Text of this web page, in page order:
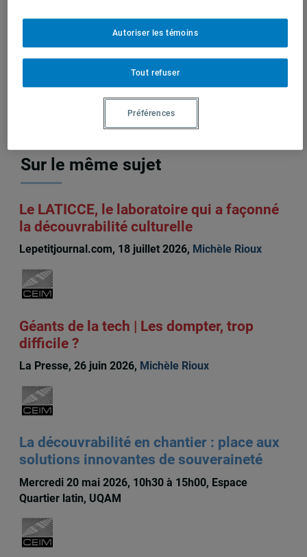
Centre
d'études sur
l'intégration et
la
mondialisation
(CEIM)
Sur le même sujet
Le LATICCE, le laboratoire qui a façonné
la découvrabilité culturelle
Lepetitjournal.com, 18 juillet 2026, Michèle Rioux
Géants de la tech | Les dompter, trop
difficile ?
La Presse, 26 juin 2026, Michèle Rioux
La découvrabilité en chantier : place aux
solutions innovantes de souveraineté
Mercredi 20 mai 2026, 10h30 à 15h00, Espace
Quartier latin, UQAM
Tout refuser
Autoriser les témoins
Préférences